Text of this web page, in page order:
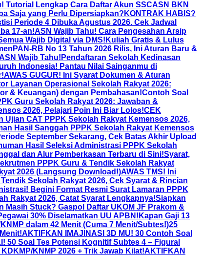
Tutorial Lengkap Cara Daftar Akun SSCASN BKN
Saja yang Perlu Dipersiapkan? KONTRAK HABIS?
Periode 4 Dibuka Agustus 2026. Cek Jadwal
17-an!ASN Wajib Tahu! Cara Pengesahan Arsip
Wajib Digital via DMS! Kuliah Gratis & Lulus
RB No 13 Tahun 2026 Rilis, Ini Aturan Baru &
Wajib Tahu! Pendaftaran Sekolah Kedinasan
Indonesia! Pantau Nilai Sainganmu di
AWAS GUGUR! Ini Syarat Dokumen & Aturan
Layanan Operasional Sekolah Rakyat 2026:
& Keuangan) dengan Pembahasan!Contoh Soal
Guru Sekolah Rakyat 2026: Jawaban &
2026, Pelajari Poin Ini Biar Lolos!CEK
Ujian CAT PPPK Sekolah Rakyat Kemensos 2026,
Hasil Sanggah PPPK Sekolah Rakyat Kemensos
September Sekarang, Cek Batas Akhir Upload
Hasil Seleksi Administrasi PPPK Sekolah
dan Alur Pemberkasan Terbaru di Sini!Syarat,
PPPK Guru & Tendik Sekolah Rakyat
2026 (Langsung Download!)AWAS TMS! Ini
Sekolah Rakyat 2026, Cek Syarat & Rincian
Begini Format Resmi Surat Lamaran PPPK
Rakyat 2026, Catat Syarat Lengkapnya!Siapkan
Masih Stuck? Gaspol Daftar UKOM JF Prakom &
30% Diselamatkan UU APBN! Kapan Gaji 13
dalam 42 Menit (Cuma 7 Menit/Subtes!)25
AKTIFKAN IMAJINASI 3D MU! 30 Contoh Soal
50 Soal Tes Potensi Kognitif Subtes 4 – Figural
KNMP 2026 + Trik Jawab Kilat!AKTIFKAN